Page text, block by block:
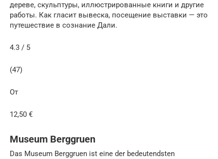
дереве, скульптуры, иллюстрированные книги и другие
работы. Как гласит вывеска, посещение выставки — это
путешествие в сознание Дали.
4.3 / 5
(47)
От
12,50 €
Museum Berggruen
Das Museum Berggruen ist eine der bedeutendsten